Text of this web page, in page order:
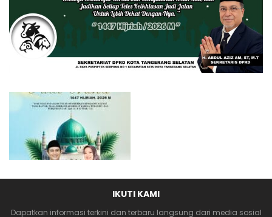
IKUTI KAMI
Dapatkan informasi terkini dan terbaru langsung dari media sosial